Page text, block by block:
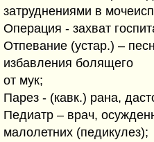
затруднениями в
Операция - захват
Отпевание (устар.) –
избавления болящего
от мук;
Парез - (кавк.) рана,
Педиатр – врач,
малолетних (педикулез);